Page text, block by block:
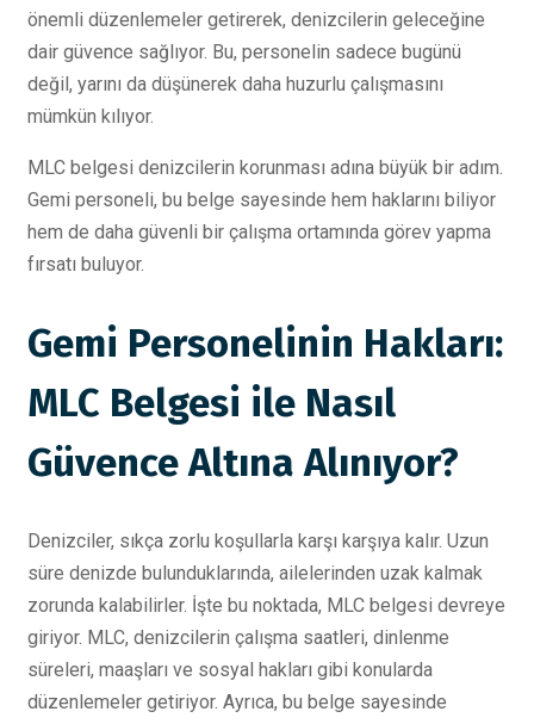
önemli düzenlemeler getirerek, denizcilerin geleceğine
dair güvence sağlıyor. Bu, personelin sadece bugünü
değil, yarını da düşünerek daha huzurlu çalışmasını
mümkün kılıyor.
MLC belgesi denizcilerin korunması adına büyük bir adım.
Gemi personeli, bu belge sayesinde hem haklarını biliyor
hem de daha güvenli bir çalışma ortamında görev yapma
fırsatı buluyor.
Gemi Personelinin Hakları:
MLC Belgesi ile Nasıl
Güvence Altına Alınıyor?
Denizciler, sıkça zorlu koşullarla karşı karşıya kalır. Uzun
süre denizde bulunduklarında, ailelerinden uzak kalmak
zorunda kalabilirler. İşte bu noktada, MLC belgesi devreye
giriyor. MLC, denizcilerin çalışma saatleri, dinlenme
süreleri, maaşları ve sosyal hakları gibi konularda
düzenlemeler getiriyor. Ayrıca, bu belge sayesinde